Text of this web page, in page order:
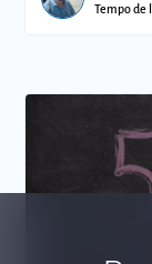
Tempo de